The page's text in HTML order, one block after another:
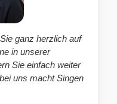
ganz herzlich auf
in unserer
Sie einfach weiter
uns macht Singen